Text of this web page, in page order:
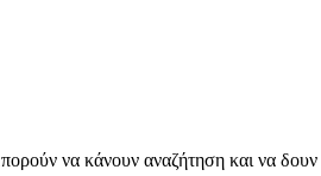
να κάνουν αναζήτηση και να δουν